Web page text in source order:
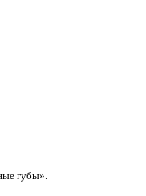
губы».